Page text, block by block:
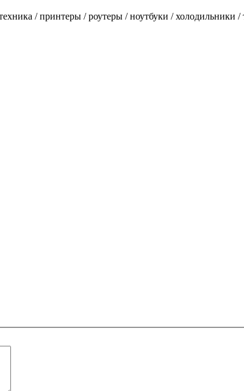
/ принтеры / роутеры / ноутбуки / холодильники /